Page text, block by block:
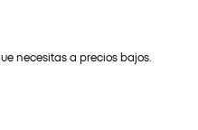
necesitas a precios bajos.